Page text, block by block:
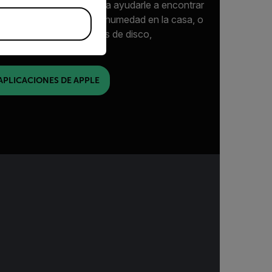
de inspección
para ayudarle a encontrar
y acumulación de humedad en la casa, o
con asientos, frenos de disco,
DE APPLE